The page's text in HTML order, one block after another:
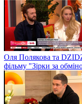
Оля Полякова та
фільму "Зірки за